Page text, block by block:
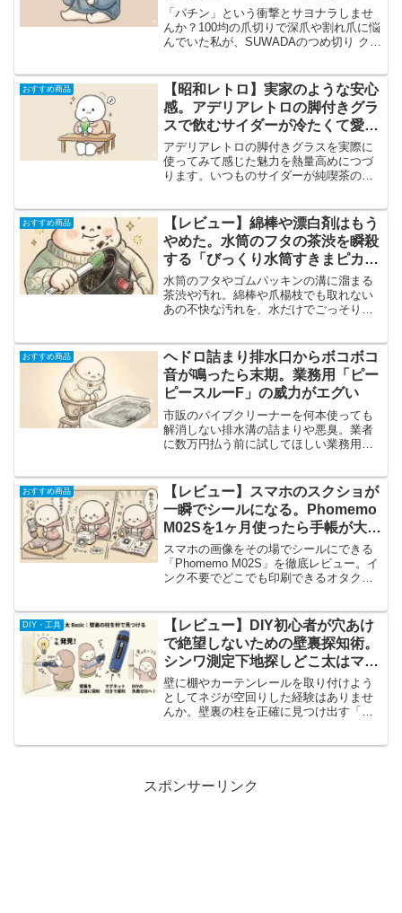
るべき理由。
「パチン」という衝撃とサヨナラしませ
んか？100均の爪切りで深爪や割れ爪に悩
んでいた私が、SUWADAのつめ切り クラ
は、もはや快感。一生使い続けたいと思
える、究極の道具の魅力と注意点を本音
で語ります。
おすすめ商品
【昭和レトロ】実家のような安心
感。アデリアレトロの脚付きグラ
スで飲むサイダーが冷たくて愛お
しい話
アデリアレトロの脚付きグラスを実際に
使ってみて感じた魅力を熱量高めにつづ
ります。いつものサイダーが純喫茶のク
おすすめ商品
【レビュー】綿棒や漂白剤はもう
やめた。水筒のフタの茶渋を瞬殺
する「びっくり水筒すきまピカピ
カ」
水筒のフタやゴムパッキンの溝に溜まる
茶渋や汚れ。綿棒や爪楊枝でも取れない
あの不快な汚れを、水だけでごっそり落
ー。実際のデメリットや最適な使い方も
正直に解説します。
おすすめ商品
ヘドロ詰まり排水口からボコボコ
音が鳴ったら末期。業務用「ピー
ピースルーF」の威力がエグい
市販のパイプクリーナーを何本使っても
解消しない排水溝の詰まりや悪臭。業者
に数万円払う前に試してほしい業務用洗
します。
おすすめ商品
【レビュー】スマホのスクショが
一瞬でシールになる。Phomemo
M02Sを1ヶ月使ったら手帳が大変
なことになった
スマホの画像をその場でシールにできる
「Phomemo M02S」を徹底レビュー。イ
ンク不要でどこでも印刷できるオタク歓
DIY・工具
【レビュー】DIY初心者が穴あけ
で絶望しないための壁裏探知術。
シンワ測定下地探しどこ太はマグ
ネットもありミスが少ない
壁に棚やカーテンレールを取り付けよう
としてネジが空回りした経験はありませ
んか。壁裏の柱を正確に見つけ出す「下
スポンサーリンク